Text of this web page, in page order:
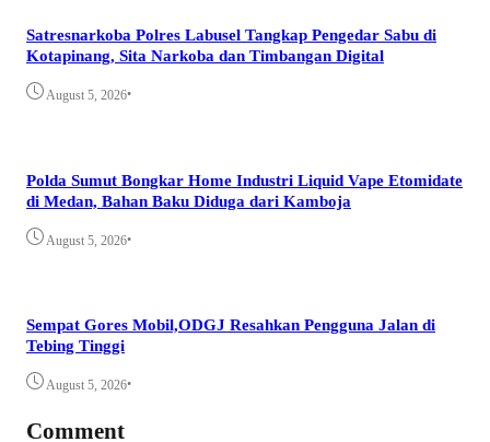
Satresnarkoba Polres Labusel Tangkap Pengedar Sabu di
Kotapinang, Sita Narkoba dan Timbangan Digital
August 5, 2026•
Polda Sumut Bongkar Home Industri Liquid Vape Etomidate
di Medan, Bahan Baku Diduga dari Kamboja
August 5, 2026•
Sempat Gores Mobil,ODGJ Resahkan Pengguna Jalan di
Tebing Tinggi
August 5, 2026•
Comment